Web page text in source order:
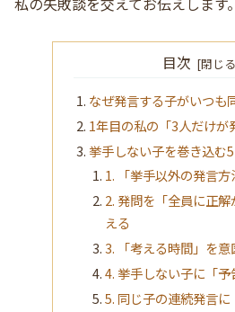
目次
なぜ発言する子がいつも
1年目の私の「3人だけが
挙手しない子を巻き込む
1. 「挙手以外の発言
2. 発問を「全員に正
える
3. 「考える時間」を
4. 挙手しない子に「
5. 同じ子の連続発言